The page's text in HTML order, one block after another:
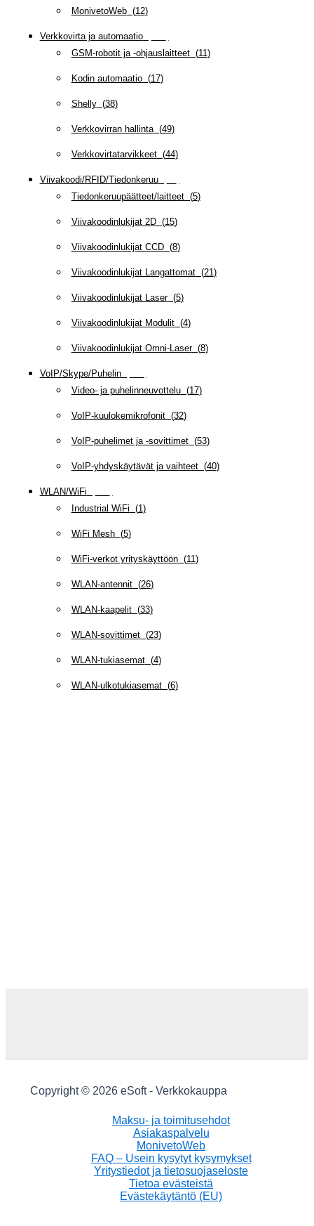
MonivetoWeb(12)
Verkkovirta ja automaatio(
GSM-robotit ja -ohjauslaitteet(11 )
Kodin automaatio(17)
Shelly(38)
Verkkovirran hallinta(49)
Verkkovirtatarvikkeet(44)
Viivakoodi/RFID/Tiedonkeruu(
Tiedonkeruupäätteet/laitteet(5)
Viivakoodinlukijat 2D(15)
Viivakoodinlukijat CCD(8)
Viivakoodinlukijat Langattomat(21 )
Viivakoodinlukijat Laser(5)
Viivakoodinlukijat Modulit(4)
Viivakoodinlukijat Omni-Laser(8)
VoIP/Skype/Puhelin(
Video- ja puhelinneuvottelu(17)
VoIP-kuulokemikrofonit(32)
VoIP-puhelimet ja -sovittimet(53)
VoIP-yhdyskäytävät ja vaihteet(40)
WLAN/WiFi
Industrial WiFi (1 )
WiFi Mesh(5)
WiFi-verkot yrityskäyttöön(11 )
WLAN-antennit(26)
WLAN-kaapelit(33)
WLAN-sovittimet(23)
WLAN-tukiasemat(4)
WLAN-ulkotukiasemat(6)
Copyright © 2026 eSoft - Verkkokauppa
Maksu- ja toimitusehdot
Asiakaspalvelu
MonivetoWeb
FAQ – Usein kysytyt kysymykset
Yritystiedot ja tietosuojaseloste
Tietoa evästeistä
Evästekäytäntö (EU)